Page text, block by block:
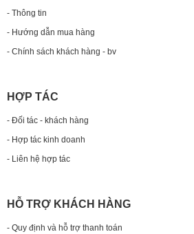
- Thông tin
- Hướng dẫn mua hàng
- Chính sách khách hàng - bv
HỢP TÁC
- Đối tác - khách hàng
- Hợp tác kinh doanh
- Liên hệ hợp tác
HỖ TRỢ KHÁCH HÀNG
- Quy định và hỗ trợ thanh toán